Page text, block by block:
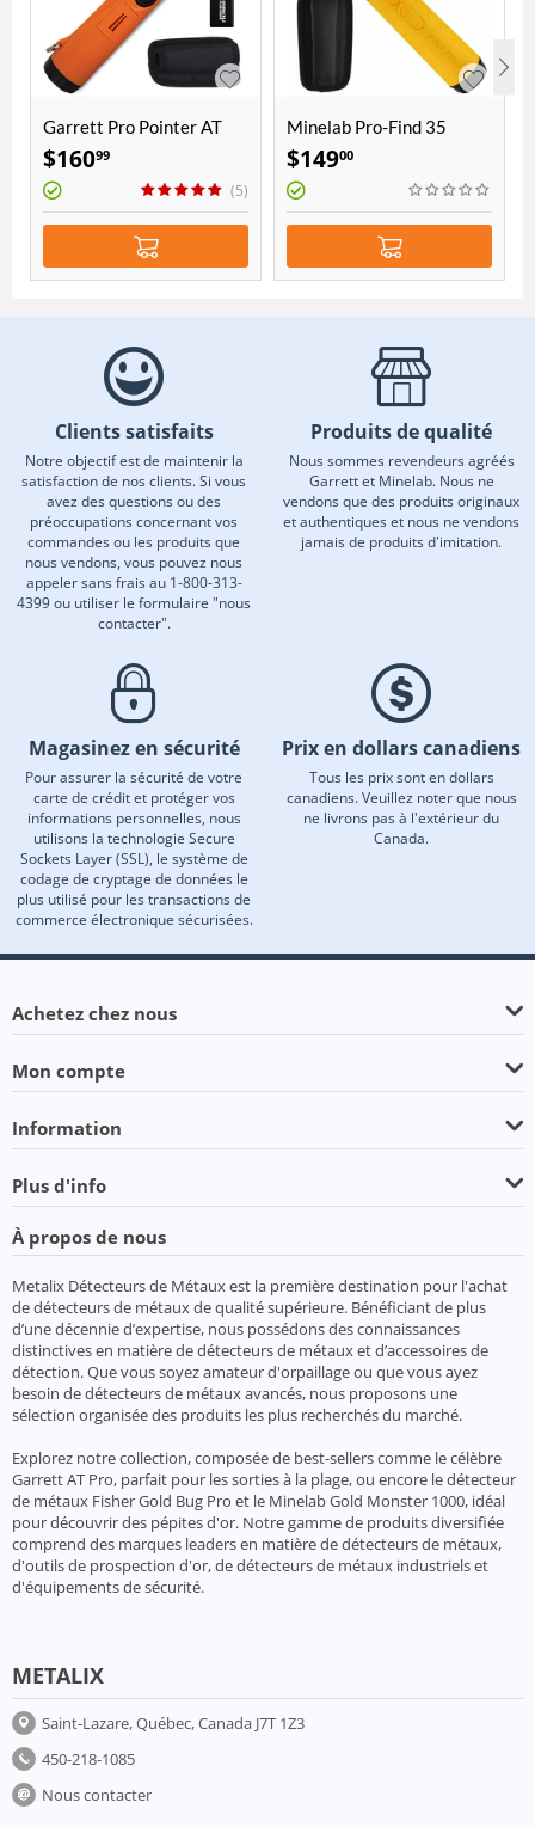
Garrett Pro Pointer AT
$16099
(5)
Minelab Pro-Find 35
$14900
Clients satisfaits
Notre objectif est de maintenir la
satisfaction de nos clients. Si vous
avez des questions ou des
préoccupations concernant vos
commandes ou les produits que
nous vendons, vous pouvez nous
appeler sans frais au 1-800-313-
4399 ou utiliser le formulaire "nous
contacter".
Produits de qualité
Nous sommes revendeurs agréés
Garrett et Minelab. Nous ne
vendons que des produits originaux
et authentiques et nous ne vendons
jamais de produits d'imitation.
Magasinez en sécurité
Pour assurer la sécurité de votre
carte de crédit et protéger vos
informations personnelles, nous
utilisons la technologie Secure
Sockets Layer (SSL), le système de
codage de cryptage de données le
plus utilisé pour les transactions de
commerce électronique sécurisées.
Prix en dollars canadiens
Tous les prix sont en dollars
canadiens. Veuillez noter que nous
ne livrons pas à l'extérieur du
Canada.
Achetez chez nous
Mon compte
Information
Plus d'info
À propos de nous
Metalix Détecteurs de Métaux est la première destination pour l'achat
de détecteurs de métaux de qualité supérieure. Bénéficiant de plus
d’une décennie d’expertise, nous possédons des connaissances
distinctives en matière de détecteurs de métaux et d’accessoires de
détection. Que vous soyez amateur d'orpaillage ou que vous ayez
besoin de détecteurs de métaux avancés, nous proposons une
sélection organisée des produits les plus recherchés du marché.
Explorez notre collection, composée de best-sellers comme le célèbre
Garrett AT Pro, parfait pour les sorties à la plage, ou encore le détecteur
de métaux Fisher Gold Bug Pro et le Minelab Gold Monster 1000, idéal
pour découvrir des pépites d'or. Notre gamme de produits diversifiée
comprend des marques leaders en matière de détecteurs de métaux,
d'outils de prospection d'or, de détecteurs de métaux industriels et
d'équipements de sécurité.
METALIX
Saint-Lazare, Québec, Canada J7T 1Z3
450-218-1085
Nous contacter